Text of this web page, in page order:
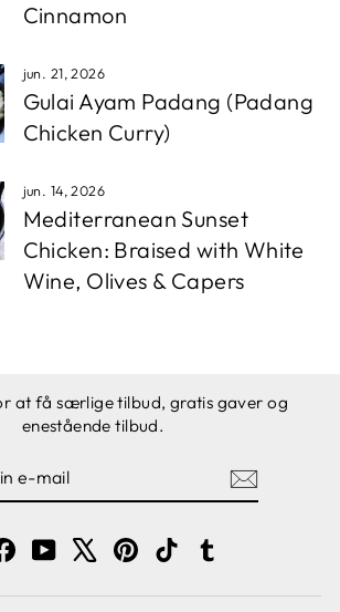
Cinnamon
jun. 21, 2026
Gulai Ayam Padang (Padang
Chicken Curry)
jun. 14, 2026
Mediterranean Sunset
Chicken: Braised with White
Wine, Olives & Capers
at få særlige tilbud, gratis gaver og
enestående tilbud.
Facebook
YouTube Pinterest
TikTok